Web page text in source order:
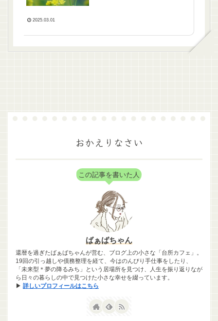
2025.03.01
おかえりなさい
この記事を書いた人
ばぁばちゃん
還暦を過ぎたばぁばちゃんが営む、ブログ上の小さな「台所カフェ」。
19回の引っ越しや債務整理を経て、今はのんびり手仕事をしたり、
「未来型＊夢の降るみち」という居場所を見つけ、人生を振り返りなが
ら日々の暮らしの中で見つけた小さな幸せを綴っています。
▶ 詳しいプロフィールはこちら